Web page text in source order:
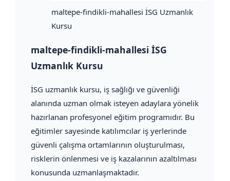
maltepe-findikli-mahallesi İSG Uzmanlık
Kursu
maltepe-findikli-mahallesi İSG
Uzmanlık Kursu
İSG uzmanlık kursu, iş sağlığı ve güvenliği
alanında uzman olmak isteyen adaylara yönelik
hazırlanan profesyonel eğitim programıdır. Bu
eğitimler sayesinde katılımcılar iş yerlerinde
güvenli çalışma ortamlarının oluşturulması,
risklerin önlenmesi ve iş kazalarının azaltılması
konusunda uzmanlaşmaktadır.